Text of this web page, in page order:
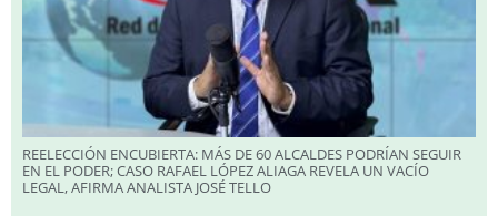
REELECCIÓN ENCUBIERTA: MÁS DE 60 ALCALDES PODRÍAN SEGUIR
EN EL PODER; CASO RAFAEL LÓPEZ ALIAGA REVELA UN VACÍO
LEGAL, AFIRMA ANALISTA JOSÉ TELLO